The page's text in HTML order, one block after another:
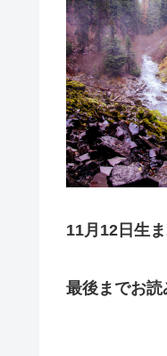
11月12日生
最後までお読